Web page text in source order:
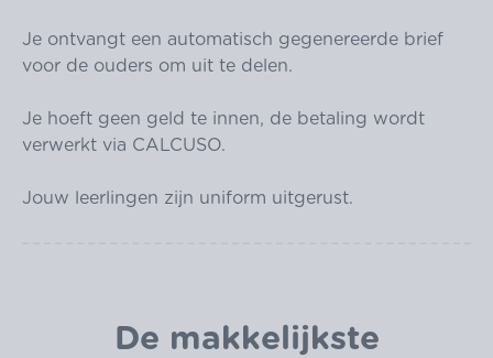
Je ontvangt een automatisch gegenereerde brief
voor de ouders om uit te delen.
Je hoeft geen geld te innen, de betaling wordt
verwerkt via CALCUSO.
Jouw leerlingen zijn uniform uitgerust.
De makkelijkste